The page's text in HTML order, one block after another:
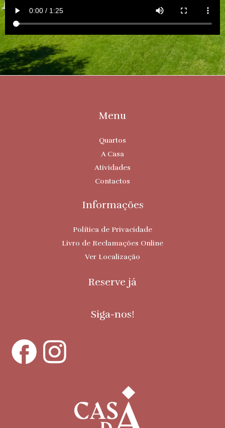
Menu
Quartos
A Casa
Atividades
Contactos
Informações
Política de Privacidade
Livro de Reclamações Online
Ver Localização
Reserve já
Siga-nos!